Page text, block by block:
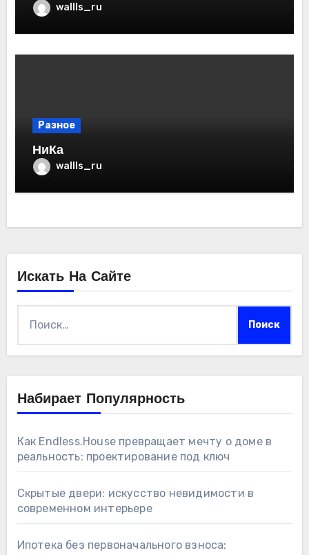
wallls_ru
Разное
НиКа
wallls_ru
Искать На Сайте
Набирает Популярность
Как Endless.House превращает мечту о доме в
реальность: проектирование под ключ
Скрытые двери: искусство невидимости в
современном интерьере
Ипотека без первоначального взноса: